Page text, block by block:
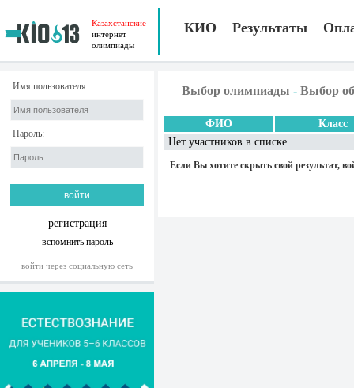
Казахстанские
интернет
олимпиады
КИО Результаты
Имя пользователя:
Пароль:
регистрация
вспомнить пароль
войти через социальную сеть
Выбор олимпиады - Выбор
ФИО
Класс
Нет участников в списке
Если Вы хотите скрыть свой результат,